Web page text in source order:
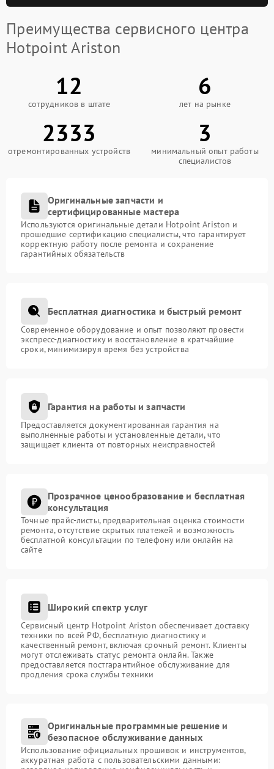
Преимущества сервисного центра
Hotpoint Ariston
12
сотрудников в штате
6
лет на рынке
2333
отремонтированных устройств
3
минимальный опыт работы
специалистов
Оригинальные запчасти и
сертифицированные мастера
Используются оригинальные детали Hotpoint Ariston и
прошедшие сертификацию специалисты, что гарантирует
корректную работу после ремонта и сохранение
гарантийных обязательств
Бесплатная диагностика и быстрый ремонт
Современное оборудование и опыт позволяют провести
экспресс-диагностику и восстановление в кратчайшие
сроки, минимизируя время без устройства
Гарантия на работы и запчасти
Предоставляется документированная гарантия на
выполненные работы и установленные детали, что
защищает клиента от повторных неисправностей
Прозрачное ценообразование и бесплатная
консультация
Точные прайс-листы, предварительная оценка стоимости
ремонта, отсутствие скрытых платежей и возможность
бесплатной консультации по телефону или онлайн на
сайте
Широкий спектр услуг
Сервисный центр Hotpoint Ariston обеспечивает доставку
техники по всей РФ, бесплатную диагностику и
качественный ремонт, включая срочный ремонт. Клиенты
могут отслеживать статус ремонта онлайн. Также
предоставляется постгарантийное обслуживание для
продления срока службы техники
Оригинальные программные решение и
безопасное обслуживание данных
Использование официальных прошивок и инструментов,
аккуратная работа с пользовательскими данными: